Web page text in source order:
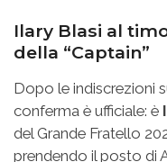
Ilary Blasi al
della “Captain”
Dopo le indiscrezioni
conferma è ufficiale: è
del Grande Fratello
prendendo il posto di